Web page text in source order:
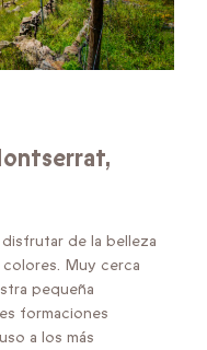
de la belleza
Muy cerca
pequeña
formaciones
a los más